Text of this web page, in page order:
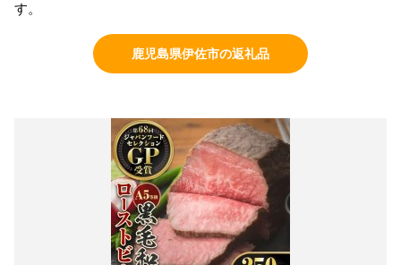
す。
鹿児島県伊佐市の返礼品